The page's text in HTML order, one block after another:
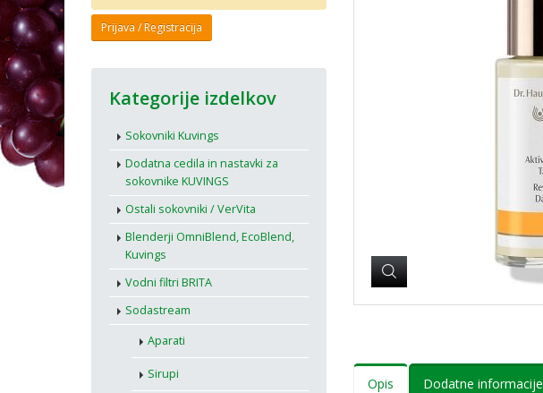
Prijava / Registracija
Kategorije izdelkov
Sokovniki Kuvings
Dodatna cedila in nastavki za
sokovnike KUVINGS
Ostali sokovniki / VerVita
Blenderji OmniBlend, EcoBlend,
Kuvings
Vodni filtri BRITA
Sodastream
Aparati
Sirupi
Opis Dodatne informacije